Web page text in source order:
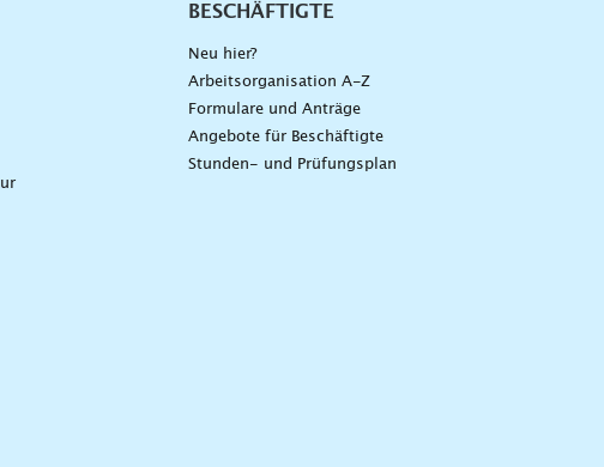
BESCHÄFTIGTE
Neu hier?
Arbeitsorganisation A-Z
Formulare und Anträge
Angebote für Beschäftigte
Stunden- und Prüfungsplan